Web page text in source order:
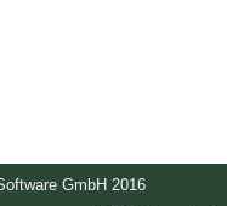
GmbH 2016